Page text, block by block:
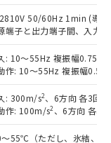
50/60Hz 1min (導電
端子と出力端子間、入力
: 10～55Hz 複振幅
作: 10～55Hz 複振幅
: 300m/s2、6方向 各3回
作: 100m/s2 、6方向 各3回
55℃（ただし、氷結、結
意のうえ
事業取扱
準価格
）の非含
定のある
物質）の
を出す予
物質）の
認中の